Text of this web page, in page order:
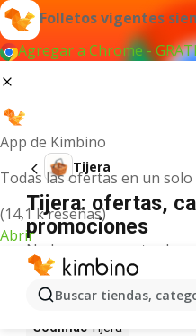
Folletos vigentes
Agregar a Chrome -
App de Kimbino
Todas las ofertas en un
(14,1 k reseñas)
Abrir
Buscar tiendas,
Tijera
Tijera: ofertas,
promociones
No hemos encontrado
término.
Tijera en oferta -
Sodimac Tijera